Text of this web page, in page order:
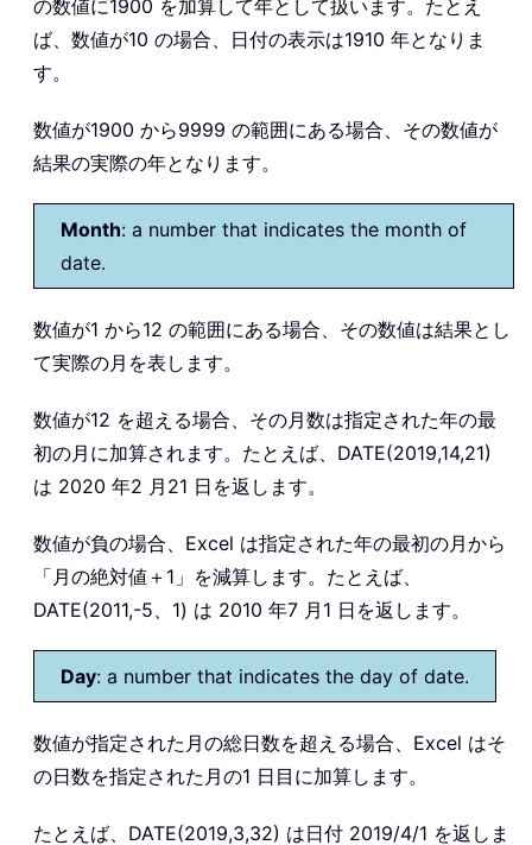
の数値に1900 を加算して年として扱います。たとえ
ば、数値が10 の場合、日付の表示は1910 年となりま
す。
数値が1900 から9999 の範囲にある場合、その数値が
結果の実際の年となります。
Month: a number that indicates the month of
date.
数値が1 から12 の範囲にある場合、その数値は結果とし
て実際の月を表します。
数値が12 を超える場合、その月数は指定された年の最
初の月に加算されます。たとえば、DATE(2019,14,21)
は 2020 年2 月21 日を返します。
数値が負の場合、Excel は指定された年の最初の月から
「月の絶対値＋1」を減算します。たとえば、
DATE(2011,-5、1) は 2010 年7 月1 日を返します。
Day: a number that indicates the day of date.
数値が指定された月の総日数を超える場合、Excel はそ
の日数を指定された月の1 日目に加算します。
たとえば、DATE(2019,3,32) は日付 2019/4/1 を返しま